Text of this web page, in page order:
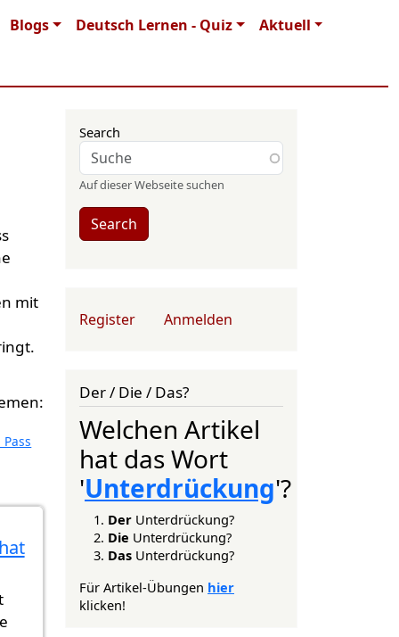
Blogs Deutsch Lernen - Quiz Aktuell
mit
Search
Auf dieser Webseite suchen
Search
User account menu
Register Anmelden
Der / Die / Das?
Welchen Artikel
hat das Wort
'Unterdrückung'?
Der Unterdrückung?
Die Unterdrückung?
Das Unterdrückung?
Für Artikel-Übungen hier
klicken!